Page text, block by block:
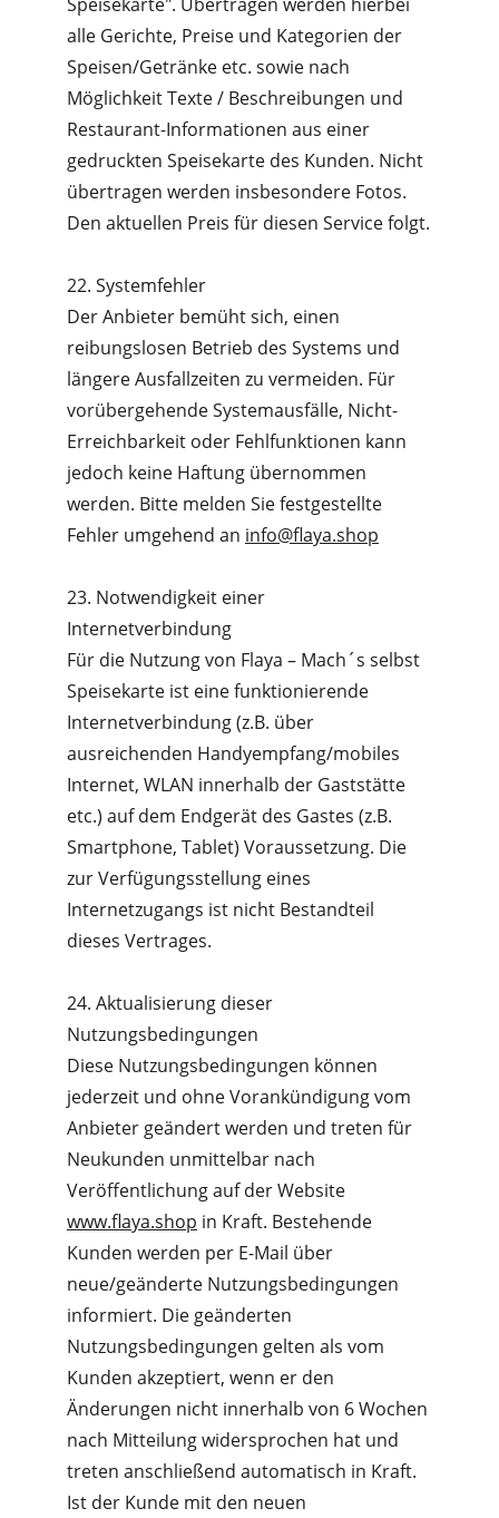
alle Gerichte, Preise und Kategorien der
Speisen/Getränke etc. sowie nach
Möglichkeit Texte / Beschreibungen und
Restaurant-Informationen aus einer
gedruckten Speisekarte des Kunden. Nicht
übertragen werden insbesondere Fotos.
Den aktuellen Preis für diesen Service folgt.
22. Systemfehler
Der Anbieter bemüht sich, einen
reibungslosen Betrieb des Systems und
längere Ausfallzeiten zu vermeiden. Für
vorübergehende Systemausfälle, Nicht-
Erreichbarkeit oder Fehlfunktionen kann
jedoch keine Haftung übernommen
werden. Bitte melden Sie festgestellte
Fehler umgehend an info@flaya.shop
23. Notwendigkeit einer
Internetverbindung
Für die Nutzung von Flaya – Mach´s selbst
Speisekarte ist eine funktionierende
Internetverbindung (z.B. über
ausreichenden Handyempfang/mobiles
Internet, WLAN innerhalb der Gaststätte
etc.) auf dem Endgerät des Gastes (z.B.
Smartphone, Tablet) Voraussetzung. Die
zur Verfügungsstellung eines
Internetzugangs ist nicht Bestandteil
dieses Vertrages.
24. Aktualisierung dieser
Nutzungsbedingungen
Diese Nutzungsbedingungen können
jederzeit und ohne Vorankündigung vom
Anbieter geändert werden und treten für
Neukunden unmittelbar nach
Veröffentlichung auf der Website
www.flaya.shop in Kraft. Bestehende
Kunden werden per E-Mail über
neue/geänderte Nutzungsbedingungen
informiert. Die geänderten
Nutzungsbedingungen gelten als vom
Kunden akzeptiert, wenn er den
Änderungen nicht innerhalb von 6 Wochen
nach Mitteilung widersprochen hat und
treten anschließend automatisch in Kraft.
Ist der Kunde mit den neuen